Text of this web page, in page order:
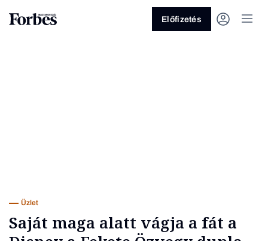
Előfizetés
Üzlet
Saját maga alatt vágja a fát a